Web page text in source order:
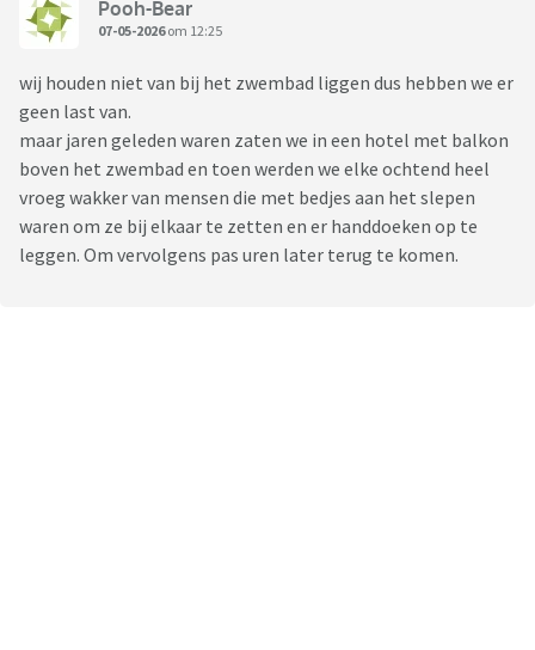
Pooh-Bear
07-05-2026om 12:25
wij houden niet van bij het zwembad liggen dus hebben we er
geen last van.
maar jaren geleden waren zaten we in een hotel met balkon
boven het zwembad en toen werden we elke ochtend heel
vroeg wakker van mensen die met bedjes aan het slepen
waren om ze bij elkaar te zetten en er handdoeken op te
leggen. Om vervolgens pas uren later terug te komen.